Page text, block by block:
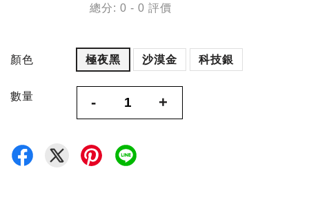
總分: 0 - 0 評價
顏色 極夜黑 沙漠金 科技銀
數量 - +